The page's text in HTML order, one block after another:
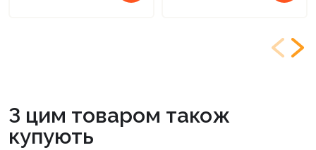
З цим товаром також
купують